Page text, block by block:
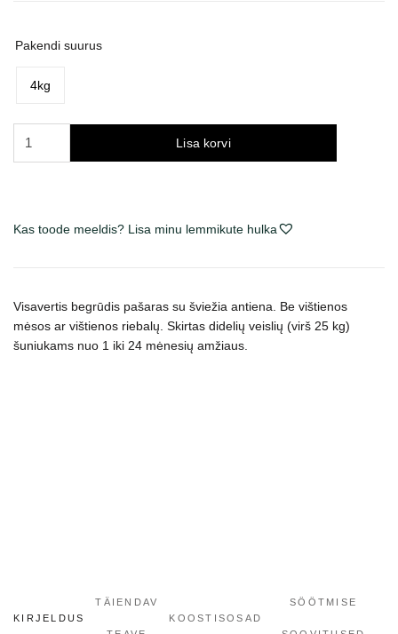
Pakendi suurus
4kg
maistas
šuniukams
kogus
Lisa korvi
Kas toode meeldis? Lisa minu lemmikute hulka
Visavertis begrūdis pašaras su šviežia antiena. Be vištienos
mėsos ar vištienos riebalų. Skirtas didelių veislių (virš 25 kg)
šuniukams nuo 1 iki 24 mėnesių amžiaus.
KIRJELDUS
TÄIENDAV
KOOSTISOSAD
SÖÖTMISE